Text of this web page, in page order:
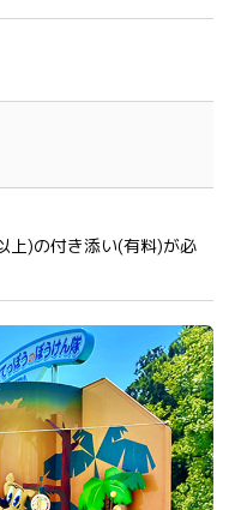
上)の付き添い(有料)が必